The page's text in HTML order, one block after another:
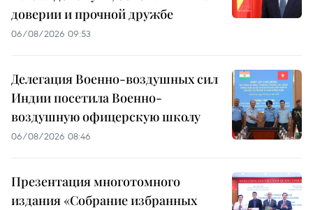
доверии и прочной дружбе
06/08/2026 09:53
Делегация Военно-воздушных сил
Индии посетила Военно-
воздушную офицерскую школу
06/08/2026 08:46
Презентация многотомного
издания «Собрание избранных